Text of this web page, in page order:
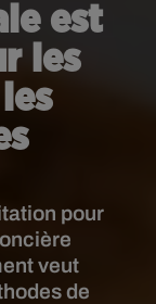
est
les
pour
veut
de